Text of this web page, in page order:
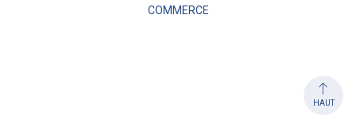
COMMERCE
HAUT